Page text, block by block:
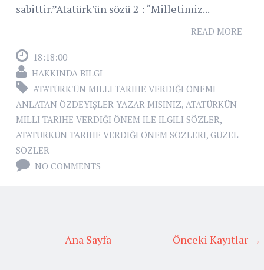
sabittir.”Atatürk'ün sözü 2 : “Milletimiz...
READ MORE
18:18:00
HAKKINDA BILGI
ATATÜRK'ÜN MILLI TARIHE VERDIĞI ÖNEMI
ANLATAN ÖZDEYIŞLER YAZAR MISINIZ, ATATÜRKÜN
MILLI TARIHE VERDIĞI ÖNEM ILE ILGILI SÖZLER,
ATATÜRKÜN TARIHE VERDIĞI ÖNEM SÖZLERI, GÜZEL
SÖZLER
NO COMMENTS
Önceki Kayıtlar →
Ana Sayfa